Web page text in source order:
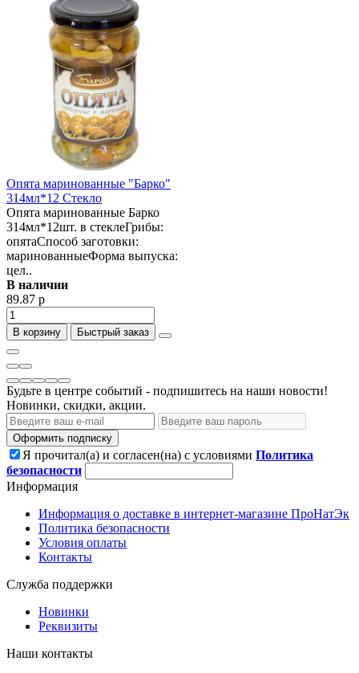
Опята маринованные "Барко"
314мл*12 Стекло
Опята маринованные Барко
314мл*12шт. в стеклеГрибы:
опятаСпособ заготовки:
маринованныеФорма выпуска:
цел..
В наличии
89.87 р
В корзину Быстрый заказ
Будьте в центре событий - подпишитесь на наши новости!
Новинки, скидки, акции.
Оформить подписку
Я прочитал(а) и согласен(на) с условиями Политика
безопасности
Информация
Информация о доставке в интернет-магазине ПроНатЭк
Политика безопасности
Условия оплаты
Контакты
Служба поддержки
Новинки
Реквизиты
Наши контакты